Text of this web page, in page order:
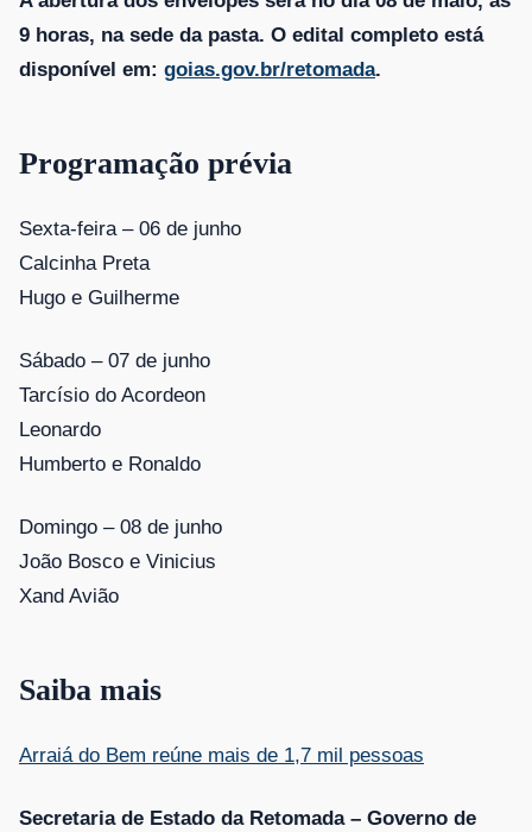
9 horas, na sede da pasta. O edital completo está
disponível em: goias.gov.br/retomada.
Programação prévia
Sexta-feira – 06 de junho
Calcinha Preta
Hugo e Guilherme
Sábado – 07 de junho
Tarcísio do Acordeon
Leonardo
Humberto e Ronaldo
Domingo – 08 de junho
João Bosco e Vinicius
Xand Avião
Saiba mais
Arraiá do Bem reúne mais de 1,7 mil pessoas
Secretaria de Estado da Retomada – Governo de